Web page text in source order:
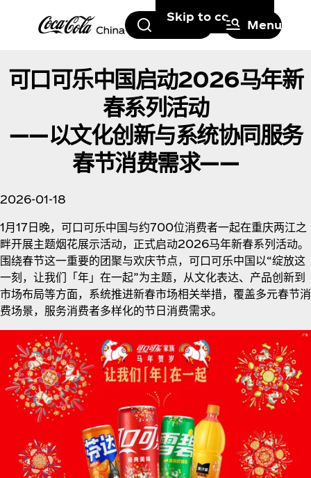
Skip to content
Search Menu
可口可乐中国启动2026马年新
春系列活动
——以文化创新与系统协同服务
春节消费需求——
2026-01-18
1月17日晚，可口可乐中国与约700位消费者一起在重庆两江之
畔开展主题烟花展示活动，正式启动2026马年新春系列活动。
围绕春节这一重要的团聚与欢庆节点，可口可乐中国以“绽放这
一刻，让我们「年」在一起”为主题，从文化表达、产品创新到
市场布局等方面，系统推进新春市场相关举措，覆盖多元春节消
费场景，服务消费者多样化的节日消费需求。